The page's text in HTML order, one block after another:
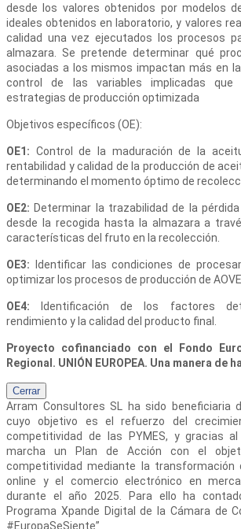
desde los valores obtenidos por modelos
ideales obtenidos en laboratorio, y valores
calidad una vez ejecutados los procesos
almazara. Se pretende determinar qué
asociadas a los mismos impactan más en
control de las variables implicadas
estrategias de producción optimizada
Objetivos específicos (OE):
OE1: Control de la maduración de la
rentabilidad y calidad de la producción de
determinando el momento óptimo de
OE2: Determinar la trazabilidad de la
desde la recogida hasta la almazara a
características del fruto en la recolección.
OE3:
Identificar las condiciones de
optimizar los procesos de producción de
OE4:
Identificación de los factores
rendimiento y la calidad del producto final.
Proyecto cofinanciado con el Fondo
Regional. UNIÓN EUROPEA. Una manera de
Cerrar
Arram Consultores SL
ha sido beneficiaria
cuyo objetivo es el refuerzo del
competitividad de las PYMES, y gracias
marcha un Plan de Acción con el
competitividad mediante la transformación
online y el comercio electrónico en
durante el año 2025. Para ello ha
Programa Xpande Digital de la Cámara de
#EuropaSeSiente”